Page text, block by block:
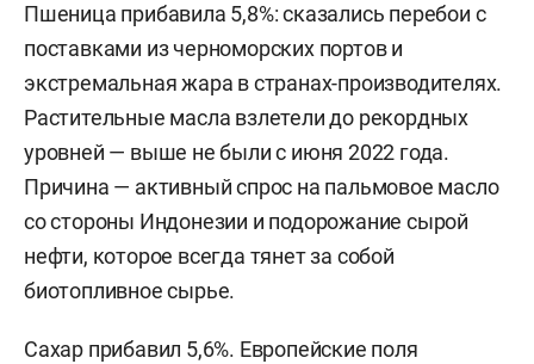
Пшеница прибавила 5,8%: сказались перебои с
поставками из черноморских портов и
экстремальная жара в странах-производителях.
Растительные масла взлетели до рекордных
уровней — выше не были с июня 2022 года.
Причина — активный спрос на пальмовое масло
со стороны Индонезии и подорожание сырой
нефти, которое всегда тянет за собой
биотопливное сырье.
Сахар прибавил 5,6%. Европейские поля